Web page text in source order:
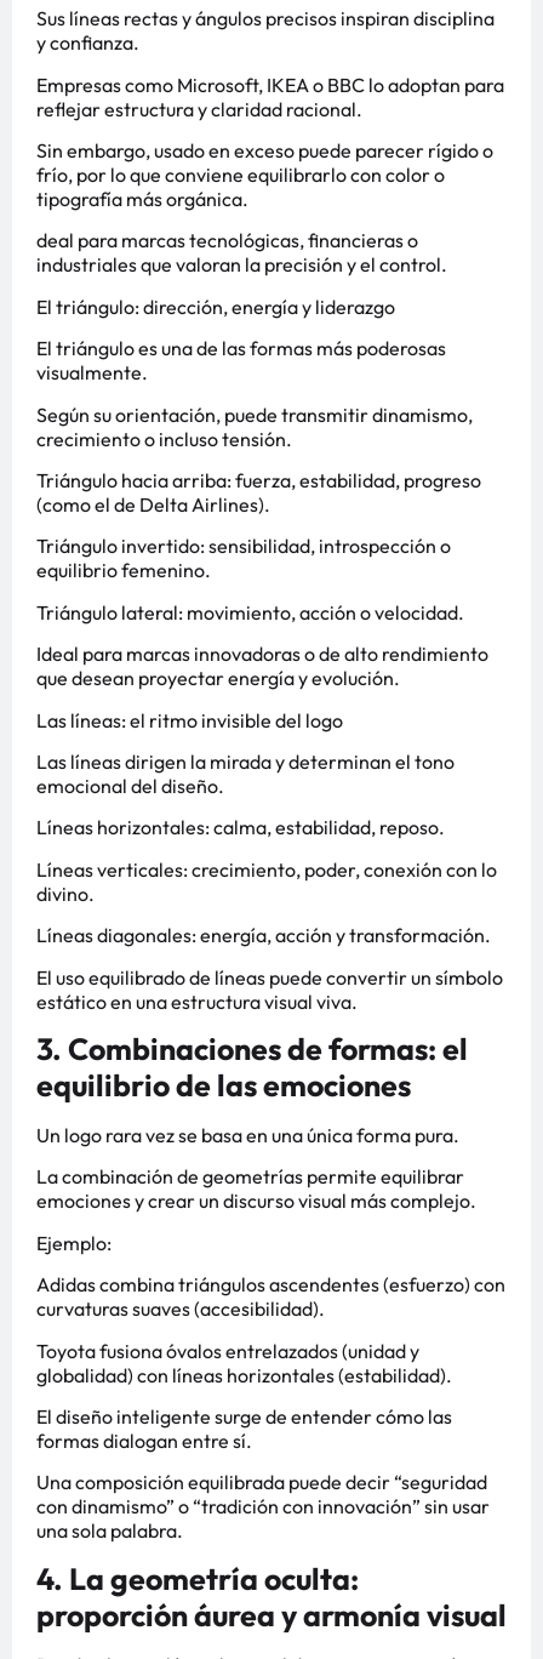
Sus líneas rectas y ángulos precisos inspiran disciplina
y confianza.
Empresas como Microsoft, IKEA o BBC lo adoptan para
reflejar estructura y claridad racional.
Sin embargo, usado en exceso puede parecer rígido o
frío, por lo que conviene equilibrarlo con color o
tipografía más orgánica.
deal para marcas tecnológicas, financieras o
industriales que valoran la precisión y el control.
El triángulo: dirección, energía y liderazgo
El triángulo es una de las formas más poderosas
visualmente.
Según su orientación, puede transmitir dinamismo,
crecimiento o incluso tensión.
Triángulo hacia arriba: fuerza, estabilidad, progreso
(como el de Delta Airlines).
Triángulo invertido: sensibilidad, introspección o
equilibrio femenino.
Triángulo lateral: movimiento, acción o velocidad.
Ideal para marcas innovadoras o de alto rendimiento
que desean proyectar energía y evolución.
Las líneas: el ritmo invisible del logo
Las líneas dirigen la mirada y determinan el tono
emocional del diseño.
Líneas horizontales: calma, estabilidad, reposo.
Líneas verticales: crecimiento, poder, conexión con lo
divino.
Líneas diagonales: energía, acción y transformación.
El uso equilibrado de líneas puede convertir un símbolo
estático en una estructura visual viva.
3. Combinaciones de formas: el
equilibrio de las emociones
Un logo rara vez se basa en una única forma pura.
La combinación de geometrías permite equilibrar
emociones y crear un discurso visual más complejo.
Ejemplo:
Adidas combina triángulos ascendentes (esfuerzo) con
curvaturas suaves (accesibilidad).
Toyota fusiona óvalos entrelazados (unidad y
globalidad) con líneas horizontales (estabilidad).
El diseño inteligente surge de entender cómo las
formas dialogan entre sí.
Una composición equilibrada puede decir “seguridad
con dinamismo” o “tradición con innovación” sin usar
una sola palabra.
4. La geometría oculta:
proporción áurea y armonía visual